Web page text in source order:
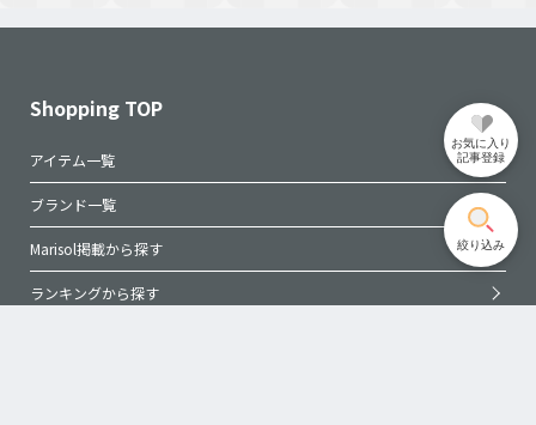
お気に入り
記事登録
絞り込み
Shopping TOP
アイテム一覧
ブランド一覧
Marisol掲載から探す
ランキングから探す